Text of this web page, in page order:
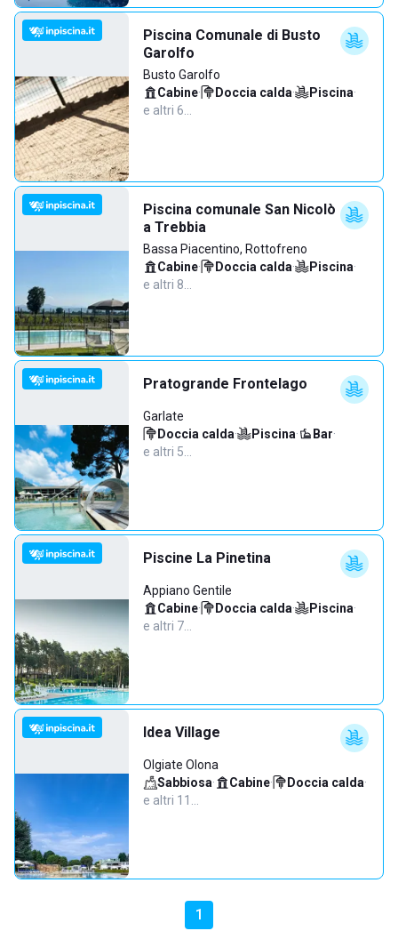
Piscina Comunale di Busto
Garolfo
Busto Garolfo
Cabine· Doccia calda· Piscina·
e altri 6…
Piscina comunale San Nicolò
a Trebbia
Bassa Piacentino, Rottofreno
Cabine· Doccia calda· Piscina·
e altri 8…
Pratogrande Frontelago
Garlate
Doccia calda· Piscina· Bar·
e altri 5…
Piscine La Pinetina
Appiano Gentile
Cabine· Doccia calda· Piscina·
e altri 7…
Idea Village
Olgiate Olona
Sabbiosa· Cabine· Doccia calda·
e altri 11…
1